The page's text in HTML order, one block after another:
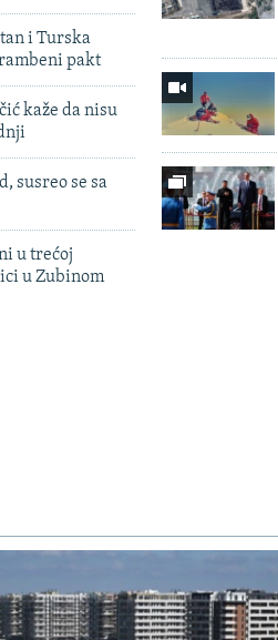
i Turska
pakt
kaže da nisu
susreo se sa
u trećoj
u Zubinom